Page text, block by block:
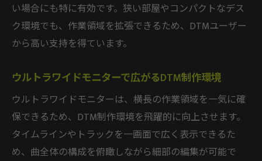
い場合にも特に有効です。狭い部屋やコンパクトなデス
ク環境でも、作業領域を拡張できるため、DTMユーザー
から高い支持を得ています。
ウルトラワイドモニターで広がるDTM制作環境
ウルトラワイドモニターは、横長の作業領域を一気に確
保できるため、DTM制作環境を飛躍的に向上させます。
タイムラインやトラックを一画面で広く表示できるた
め、曲全体の構成を俯瞰しながら細部の編集が可能で